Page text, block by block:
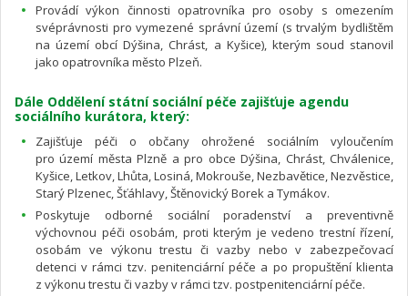
Provádí výkon činnosti opatrovníka pro osoby s omezením
svéprávnosti pro vymezené správní území (s trvalým bydlištěm
na území obcí Dýšina, Chrást, a Kyšice), kterým soud stanovil
jako opatrovníka město Plzeň.
Dále Oddělení státní sociální péče zajišťuje agendu
sociálního kurátora, který:
Zajišťuje péči o občany ohrožené sociálním vyloučením
pro území města Plzně a pro obce Dýšina, Chrást, Chválenice,
Kyšice, Letkov, Lhůta, Losiná, Mokrouše, Nezbavětice, Nezvěstice,
Starý Plzenec, Šťáhlavy, Štěnovický Borek a Tymákov.
Poskytuje odborné sociální poradenství a preventivně
výchovnou péči osobám, proti kterým je vedeno trestní řízení,
osobám ve výkonu trestu či vazby nebo v zabezpečovací
detenci v rámci tzv. penitenciární péče a po propuštění klienta
z výkonu trestu či vazby v rámci tzv. postpenitenciární péče.